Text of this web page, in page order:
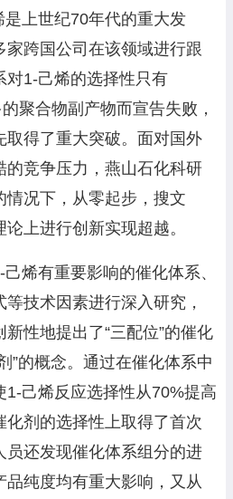
上世纪70年代的重大发
家跨国公司在该领域进行跟
对1-己烯的选择性只有
聚合物副产物而宣告失败，
取得了重大突破。面对国外
的竞争压力，燕山石化科研
情况下，从零起步，搜文
上进行创新实现超越。
烯有重要影响的催化体系、
技术因素进行深入研究，
性地提出了“三配位”的催化
”的概念。通过在催化体系中
1-己烯反应选择性从70%提高
剂的选择性上取得了首次
员还发现催化体系组分的进
品纯度均有重大影响，又从